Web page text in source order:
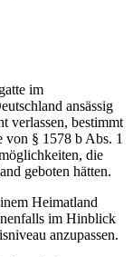
im
ansässig
verlassen, bestimmt
von § 1578 b Abs. 1
die
geboten hätten.
Heimatland
im Hinblick
anzupassen.